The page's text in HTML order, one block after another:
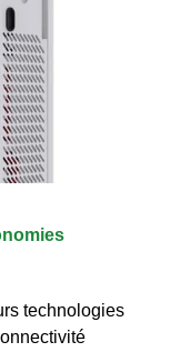
technologies